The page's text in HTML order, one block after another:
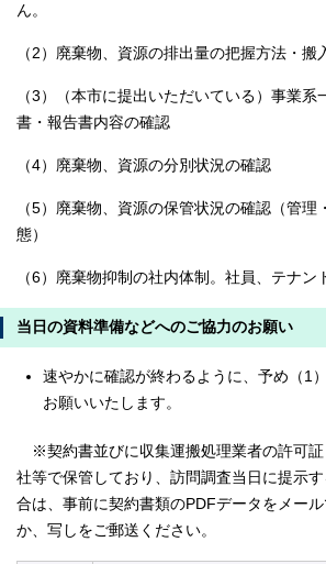
ん。
（2）廃棄物、資源の排出量の把握方法・搬
（3）（本市に提出いただいている）事業系
書・報告書内容の確認
（4）廃棄物、資源の分別状況の確認
（5）廃棄物、資源の保管状況の確認（管理
態）
（6）廃棄物抑制の社内体制。社員、テナン
当日の資料準備などへのご協力のお願い
速やかに確認が終わるように、予め（1
お願いいたします。
※契約書並びに収集運搬処理業者の許可証
社等で保管しており、訪問調査当日に提示
合は、事前に契約書類のPDFデータをメール
か、写しをご郵送ください。